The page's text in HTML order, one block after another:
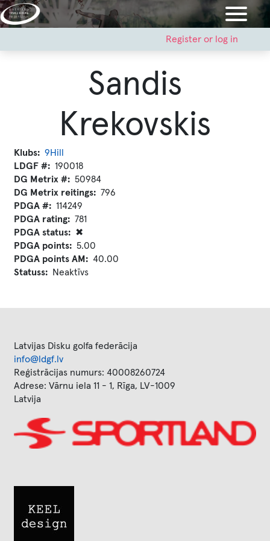
Skip
to
menu
Register or log in
Sandis
Krekovskis
Klubs
9Hill
LDGF #
190018
DG Metrix #
50984
DG Metrix reitings
796
PDGA #
114249
PDGA rating
781
PDGA status
✖
PDGA points
5.00
PDGA points AM
40.00
Statuss
Neaktīvs
Latvijas Disku golfa federācija
info@ldgf.lv
Reģistrācijas numurs: 40008260724
Adrese: Vārnu iela 11 - 1, Rīga, LV-1009
Latvija
Image